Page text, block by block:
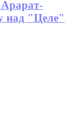
над "Целе"